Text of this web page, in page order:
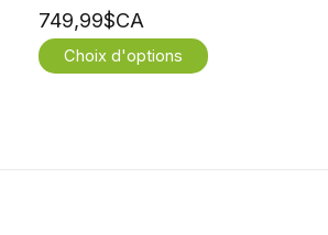
749,99$CA
Choix d'options